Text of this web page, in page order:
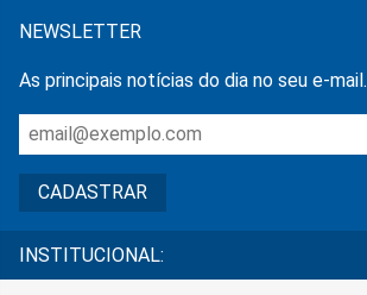
NEWSLETTER
As principais notícias do dia no seu e-mail.
INSTITUCIONAL: